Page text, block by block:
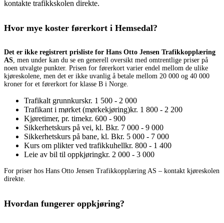
kontakte trafikkskolen direkte.
Hvor mye koster førerkort i Hemsedal?
Det er ikke registrert prisliste for Hans Otto Jensen Trafikkopplæring
AS, men under kan du se en generell oversikt med omtrentlige priser på
noen utvalgte punkter. Prisen for førerkort varier endel mellom de ulike
kjøreskolene, men det er ikke uvanlig å betale mellom 20 000 og 40 000
kroner for et førerkort for klasse B i Norge.
Trafikalt grunnkurskr. 1 500 - 2 000
Trafikant i mørket (mørkekjøring)kr. 1 800 - 2 200
Kjøretimer, pr. timekr. 600 - 900
Sikkerhetskurs på vei, kl. Bkr. 7 000 - 9 000
Sikkerhetskurs på bane, kl. Bkr. 5 000 - 7 000
Kurs om plikter ved trafikkuhellkr. 800 - 1 400
Leie av bil til oppkjøringkr. 2 000 - 3 000
For priser hos Hans Otto Jensen Trafikkopplæring AS – kontakt kjøreskolen
direkte.
Hvordan fungerer oppkjøring?